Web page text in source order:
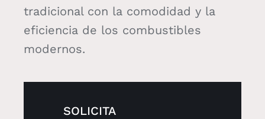
Estradicional con la comodidad y la
eficiencia de los combustibles
modernos.
SOLICITA